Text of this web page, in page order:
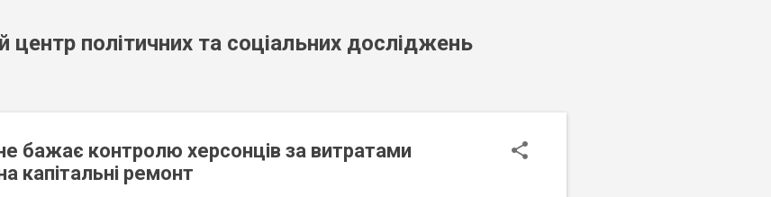
політичних та соціальних досліджень
бажає контролю херсонців за витратами
капітальні ремонт